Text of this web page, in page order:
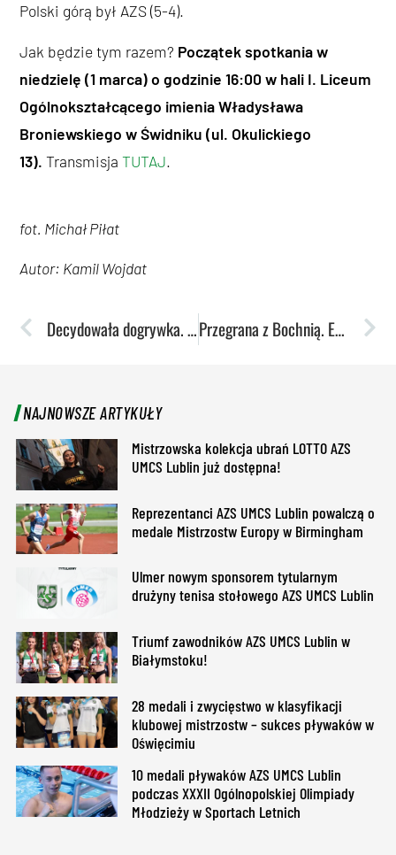
Polski górą był AZS (5-4).
Jak będzie tym razem? Początek spotkania w
niedzielę (1 marca) o godzinie 16:00 w hali I. Liceum
Ogólnokształcącego imienia Władysława
Broniewskiego w Świdniku (ul. Okulickiego
13). TransmisjaTUTAJ.
fot. Michał Piłat
Autor: Kamil Wojdat
Decydowała dogrywka. Dziki poza pucharem Polski Przegrana z Bochnią. Ekstraklasa się oddala
NAJNOWSZE ARTYKUŁY
Mistrzowska kolekcja ubrań LOTTO AZS
UMCS Lublin już dostępna!
Reprezentanci AZS UMCS Lublin powalczą o
medale Mistrzostw Europy w Birmingham
Ulmer nowym sponsorem tytularnym
drużyny tenisa stołowego AZS UMCS Lublin
Triumf zawodników AZS UMCS Lublin w
Białymstoku!
28 medali i zwycięstwo w klasyfikacji
klubowej mistrzostw – sukces pływaków w
Oświęcimiu
10 medali pływaków AZS UMCS Lublin
podczas XXXII Ogólnopolskiej Olimpiady
Młodzieży w Sportach Letnich